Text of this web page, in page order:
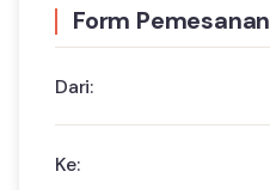
Form Pemesanan
Dari:
Ke: